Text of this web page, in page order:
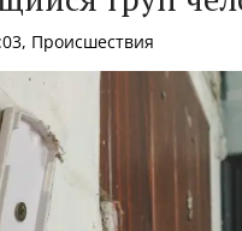
Происшествия